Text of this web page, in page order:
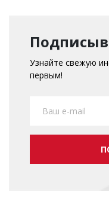
Узнайте свежую
первым!